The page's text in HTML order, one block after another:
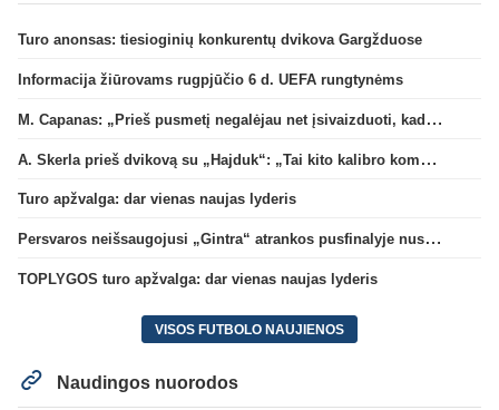
Turo anonsas: tiesioginių konkurentų dvikova Gargžduose
Informacija žiūrovams rugpjūčio 6 d. UEFA rungtynėms
M. Capanas: „Prieš pusmetį negalėjau net įsivaizduoti, kad žaisime prieš „Hajduk“
A. Skerla prieš dvikovą su „Hajduk“: „Tai kito kalibro komanda“
Turo apžvalga: dar vienas naujas lyderis
Persvaros neišsaugojusi „Gintra“ atrankos pusfinalyje nusileido Škotijos čempionėms
TOPLYGOS turo apžvalga: dar vienas naujas lyderis
VISOS FUTBOLO NAUJIENOS
Naudingos nuorodos